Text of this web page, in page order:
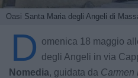
Oasi Santa Maria degli Angeli di
D omenica 18 maggio
degli Angeli in via
Nomedia, guidata da Carmen